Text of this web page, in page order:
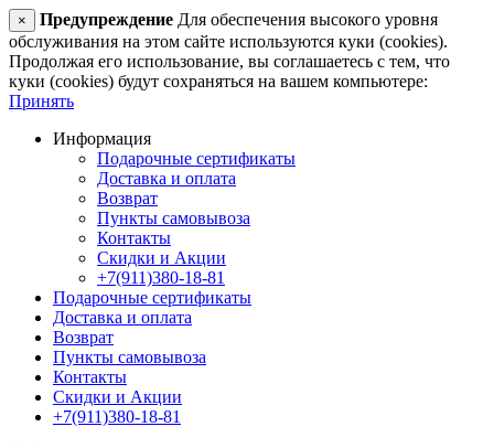
× Предупреждение Для обеспечения высокого уровня
обслуживания на этом сайте используются куки (cookies).
Продолжая его использование, вы соглашаетесь с тем, что
куки (cookies) будут сохраняться на вашем компьютере:
Принять
Информация
Подарочные сертификаты
Доставка и оплата
Возврат
Пункты самовывоза
Контакты
Скидки и Акции
+7(911)380-18-81
Подарочные сертификаты
Доставка и оплата
Возврат
Пункты самовывоза
Контакты
Скидки и Акции
+7(911)380-18-81